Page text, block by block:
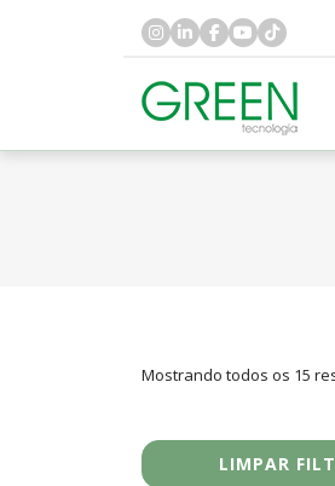
Mostrando todos os 15
LIMPAR